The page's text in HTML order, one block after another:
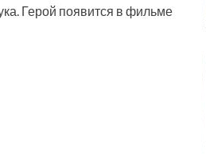
Герой появится в фильме